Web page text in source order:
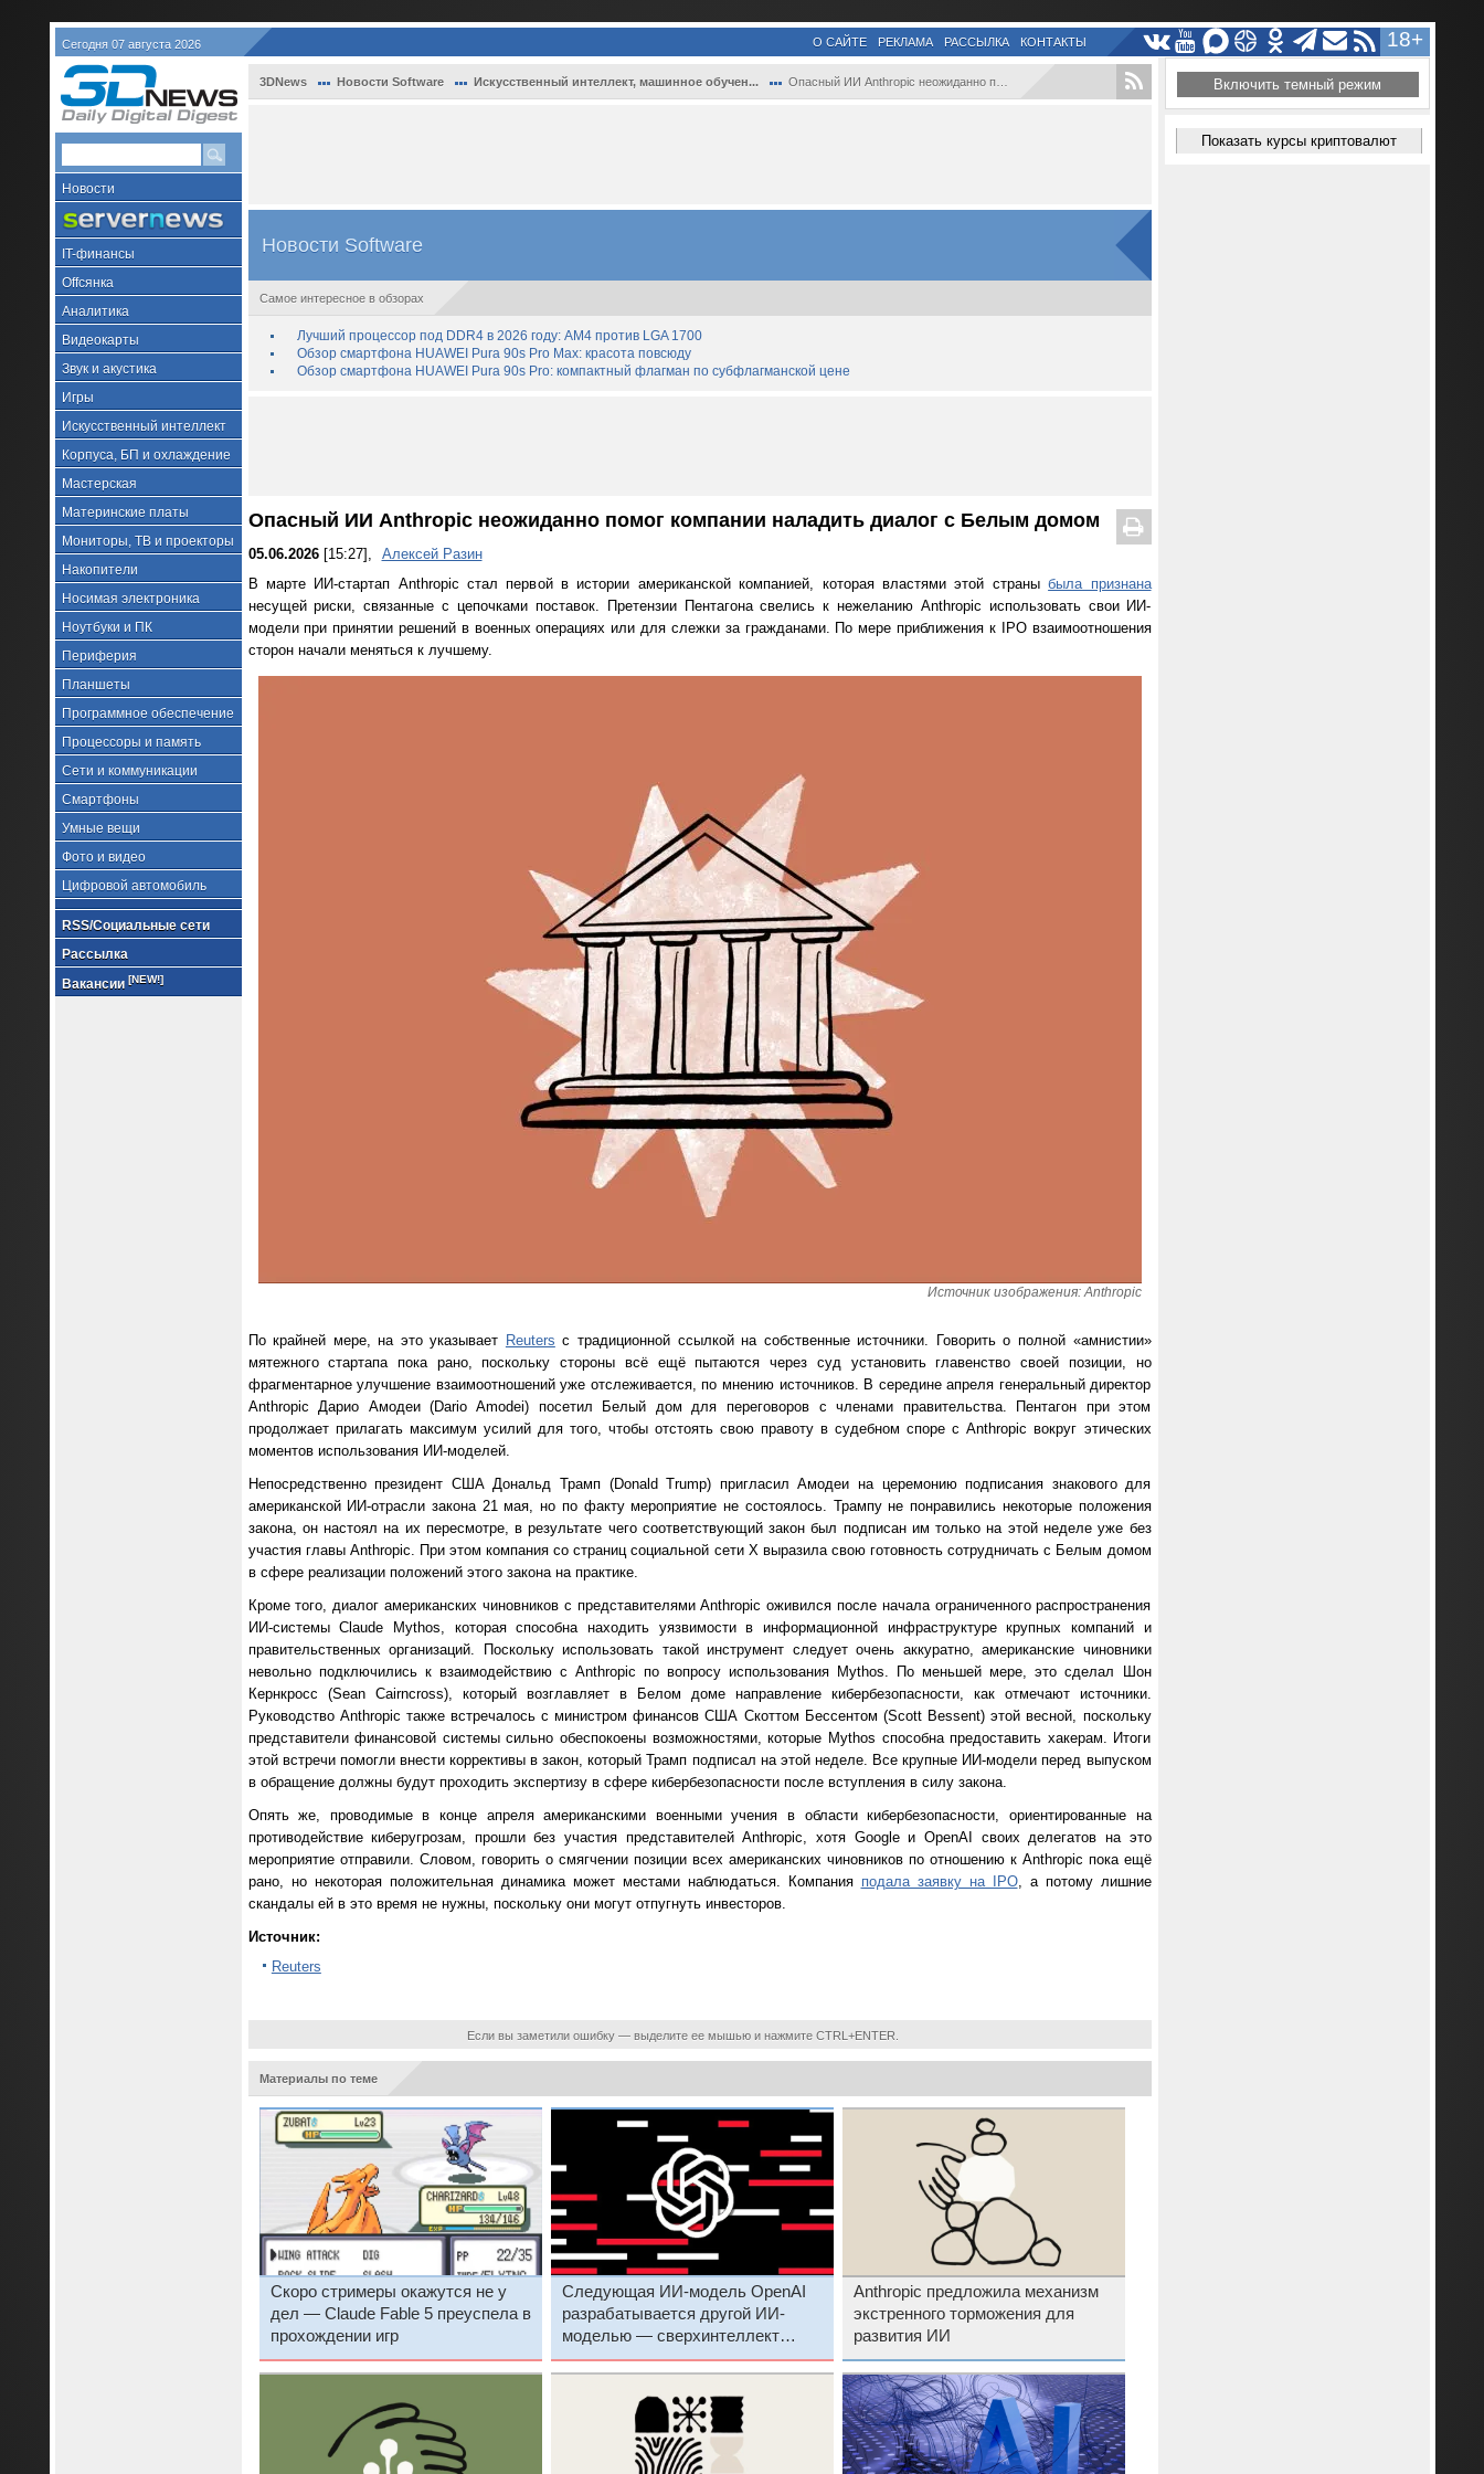
Сегодня 07 августа 2026 18+
О САЙТЕ РЕКЛАМА РАССЫЛКА КОНТАКТЫ
Новости
IT-финансы
Offсянка
Аналитика
Видеокарты
Звук и акустика
Игры
Искусственный интеллект
Корпуса, БП и охлаждение
Мастерская
Материнские платы
Мониторы, ТВ и проекторы
Накопители
Носимая электроника
Ноутбуки и ПК
Периферия
Планшеты
Программное обеспечение
Процессоры и память
Сети и коммуникации
Смартфоны
Умные вещи
Фото и видео
Цифровой автомобиль
RSS/Социальные сети
Рассылка
Вакансии [NEW!]
3DNews Новости Software Искусственный интеллект, машинное обучен... Опасный ИИ Anthropic неожиданно помог ко...
Новости Software
Самое интересное в обзорах
Лучший процессор под DDR4 в 2026 году: AM4 против LGA 1700
Обзор смартфона HUAWEI Pura 90s Pro Max: красота повсюду
Обзор смартфона HUAWEI Pura 90s Pro: компактный флагман по субфлагманской цене
Опасный ИИ Anthropic неожиданно помог компании наладить диалог с Белым домом
05.06.2026[15:27],
Алексей Разин
В марте ИИ-стартап Anthropic стал первой в истории американской компанией, которая властями этой страныбыла признана
несущей риски, связанные с цепочками поставок. Претензии Пентагона свелись к нежеланию Anthropic использовать свои ИИ-
модели при принятии решений в военных операциях или для слежки за гражданами. По мере приближения к IPO взаимоотношения
сторон начали меняться к лучшему.
Источник изображения: Anthropic
По крайней мере, на это указывает Reuters с традиционной ссылкой на собственные источники. Говорить о полной «амнистии»
мятежного стартапа пока рано, поскольку стороны всё ещё пытаются через суд установить главенство своей позиции, но
фрагментарное улучшение взаимоотношений уже отслеживается, по мнению источников. В середине апреля генеральный директор
Anthropic Дарио Амодеи (Dario Amodei) посетил Белый дом для переговоров с членами правительства. Пентагон при этом
продолжает прилагать максимум усилий для того, чтобы отстоять свою правоту в судебном споре с Anthropic вокруг этических
моментов использования ИИ-моделей.
Непосредственно президент США Дональд Трамп (Donald Trump) пригласил Амодеи на церемонию подписания знакового для
американской ИИ-отрасли закона 21 мая, но по факту мероприятие не состоялось. Трампу не понравились некоторые положения
закона, он настоял на их пересмотре, в результате чего соответствующий закон был подписан им только на этой неделе уже без
участия главы Anthropic. При этом компания со страниц социальной сети X выразила свою готовность сотрудничать с Белым домом
в сфере реализации положений этого закона на практике.
Кроме того, диалог американских чиновников с представителями Anthropic оживился после начала ограниченного распространения
ИИ-системы Claude Mythos, которая способна находить уязвимости в информационной инфраструктуре крупных компаний и
правительственных организаций. Поскольку использовать такой инструмент следует очень аккуратно, американские чиновники
невольно подключились к взаимодействию с Anthropic по вопросу использования Mythos. По меньшей мере, это сделал Шон
Кернкросс (Sean Cairncross), который возглавляет в Белом доме направление кибербезопасности, как отмечают источники.
Руководство Anthropic также встречалось с министром финансов США Скоттом Бессентом (Scott Bessent) этой весной, поскольку
представители финансовой системы сильно обеспокоены возможностями, которые Mythos способна предоставить хакерам. Итоги
этой встречи помогли внести коррективы в закон, который Трамп подписал на этой неделе. Все крупные ИИ-модели перед выпуском
в обращение должны будут проходить экспертизу в сфере кибербезопасности после вступления в силу закона.
Опять же, проводимые в конце апреля американскими военными учения в области кибербезопасности, ориентированные на
противодействие киберугрозам, прошли без участия представителей Anthropic, хотя Google и OpenAI своих делегатов на это
мероприятие отправили. Словом, говорить о смягчении позиции всех американских чиновников по отношению к Anthropic пока ещё
рано, но некоторая положительная динамика может местами наблюдаться. Компания подала заявку на IPO, а потому лишние
скандалы ей в это время не нужны, поскольку они могут отпугнуть инвесторов.
Источник:
Reuters
Если вы заметили ошибку — выделите ее мышью и нажмите CTRL+ENTER.
Материалы по теме
Скоро стримеры окажутся не у
дел — Claude Fable 5 преуспела в
прохождении игр
Следующая ИИ-модель OpenAI
разрабатывается другой ИИ-
моделью — сверхинтеллект
близок как никогда
Anthropic предложила механизм
экстренного торможения для
развития ИИ
Включить темный режим
Показать курсы криптовалют